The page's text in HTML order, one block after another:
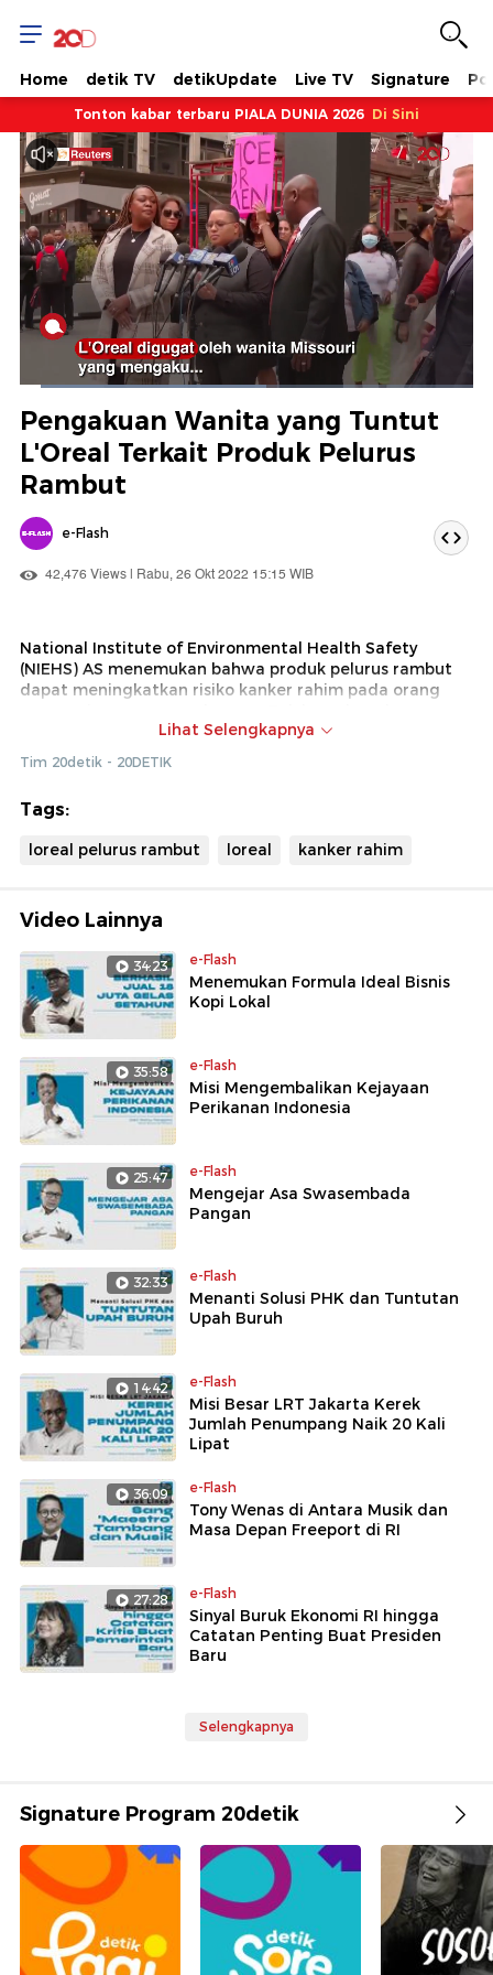
Home detik TV detikUpdate Live TV Signature
Tonton kabar terbaru PIALA DUNIA 2026 Di Sini
Suara
Hidup
Saat
Dimuat:
Pengakuan Wanita yang Tuntut
L'Oreal Terkait Produk Pelurus
Rambut
e-Flash
42,476 Views | Rabu, 26 Okt 2022 15:15 WIB
National Institute of Environmental Health Safety
(NIEHS) AS menemukan bahwa produk pelurus rambut
dapat meningkatkan risiko kanker rahim pada orang
seorang wanita di Chicago menggugat L'Oreal terkait
produk pelurus rambut yang diduga menyebabkan
kanker rahim. Wanita tersebut, Jennifer Mitchell,
tahun 2000 dan didiagnosis kanker rahim pada 2018.
Lihat Selengkapnya
Tim 20detik - 20DETIK
Tags:
loreal pelurus rambut loreal kanker rahim
Video Lainnya
34:23 e-Flash
Menemukan Formula Ideal Bisnis
Kopi Lokal
35:58 e-Flash
Misi Mengembalikan Kejayaan
Perikanan Indonesia
25:47 e-Flash
Mengejar Asa Swasembada
Pangan
32:33 e-Flash
Menanti Solusi PHK dan Tuntutan
Upah Buruh
14:42 e-Flash
Misi Besar LRT Jakarta Kerek
Jumlah Penumpang Naik 20 Kali
Lipat
36:09 e-Flash
Tony Wenas di Antara Musik dan
Masa Depan Freeport di RI
27:28 e-Flash
Sinyal Buruk Ekonomi RI hingga
Catatan Penting Buat Presiden
Baru
Selengkapnya
Signature Program 20detik